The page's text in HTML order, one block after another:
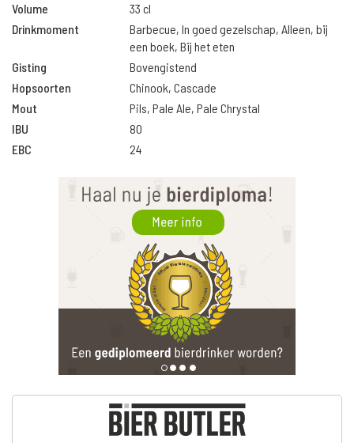
Volume
33 cl
Drinkmoment
Barbecue, In goed gezelschap, Alleen, bij
een boek, Bij het eten
Gisting
Bovengistend
Hopsoorten
Chinook, Cascade
Mout
Pils, Pale Ale, Pale Chrystal
IBU
80
EBC
24